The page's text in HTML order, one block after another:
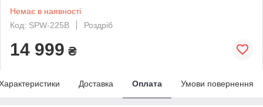
Немає в наявності
Код: SPW-225B
Роздріб
14 999 ₴
Доставка Оплата Умови повернення